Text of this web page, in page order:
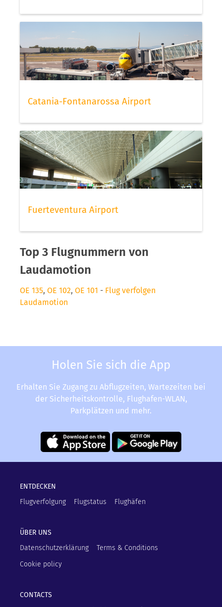
Catania-Fontanarossa Airport
Fuerteventura Airport
Top 3 Flugnummern von
Laudamotion
OE 135, OE 102, OE 101 - Flug verfolgen
Laudamotion
Holen Sie sich die App
Erhalten Sie Zugang zu Abflugzeiten, Wartezeiten bei
der Sicherheitskontrolle, Flughafen-WLAN,
Parkplätzen und mehr.
ENTDECKEN
Flugverfolgung
Flugstatus Flughäfen
ÜBER UNS
Datenschutzerklärung
Terms & Conditions
Cookie policy
CONTACTS